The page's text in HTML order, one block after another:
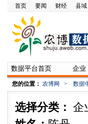
首页 要闻 财经 县域
数据平台首页 企业
您的位置： 农博网 > 数据
选择分类： 企